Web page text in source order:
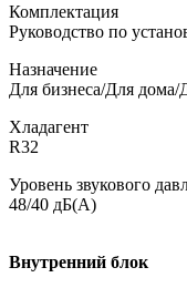
Комплектация
Руководство по
Назначение
Для бизнеса/Для
Хладагент
R32
Уровень звукового
48/40 дБ(А)
Внутренний блок